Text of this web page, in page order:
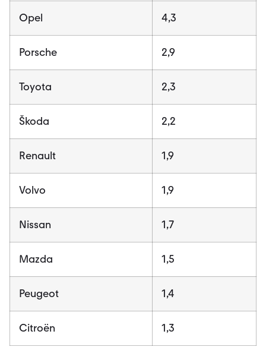
Opel 4,3
Porsche 2,9
Toyota 2,3
Škoda 2,2
Renault 1,9
Volvo 1,9
Nissan 1,7
Mazda 1,5
Peugeot 1,4
Citroën 1,3